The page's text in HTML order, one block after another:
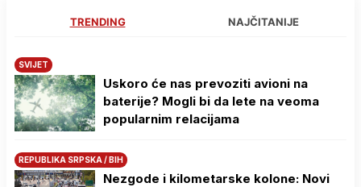
TRENDING NAJČITANIJE
SVIJET
Uskoro će nas prevoziti avioni na
baterije? Mogli bi da lete na veoma
popularnim relacijama
REPUBLIKA SRPSKA / BIH
Nezgode i kilometarske kolone: Novi